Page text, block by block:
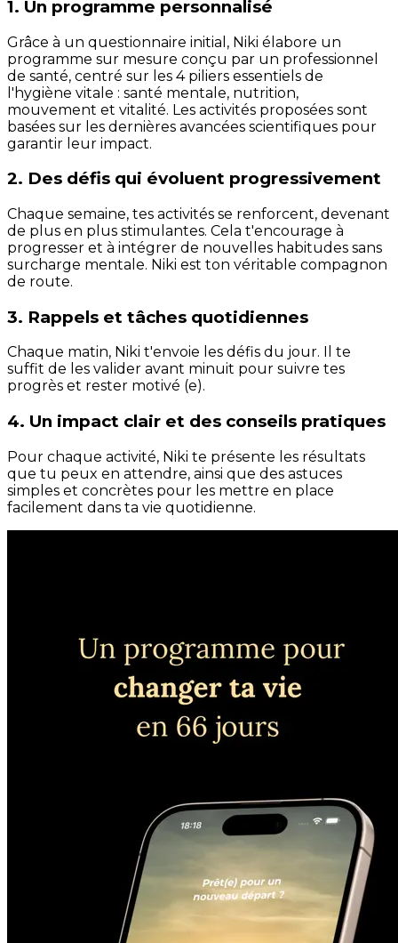
1. Un programme personnalisé
Grâce à un questionnaire initial, Niki élabore un
programme sur mesure conçu par un professionnel
de santé, centré sur les 4 piliers essentiels de
l'hygiène vitale : santé mentale, nutrition,
mouvement et vitalité. Les activités proposées sont
basées sur les dernières avancées scientifiques pour
garantir leur impact.
2. Des défis qui évoluent progressivement
Chaque semaine, tes activités se renforcent, devenant
de plus en plus stimulantes. Cela t'encourage à
progresser et à intégrer de nouvelles habitudes sans
surcharge mentale. Niki est ton véritable compagnon
de route.
3. Rappels et tâches quotidiennes
Chaque matin, Niki t'envoie les défis du jour. Il te
suffit de les valider avant minuit pour suivre tes
progrès et rester motivé (e).
4. Un impact clair et des conseils pratiques
Pour chaque activité, Niki te présente les résultats
que tu peux en attendre, ainsi que des astuces
simples et concrètes pour les mettre en place
facilement dans ta vie quotidienne.